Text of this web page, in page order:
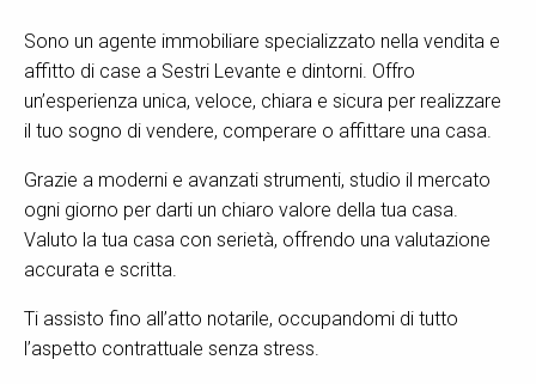
Sono un agente immobiliare specializzato nella vendita e
affitto di case a Sestri Levante e dintorni. Offro
un’esperienza unica, veloce, chiara e sicura per realizzare
il tuo sogno di vendere, comperare o affittare una casa.
Grazie a moderni e avanzati strumenti, studio il mercato
ogni giorno per darti un chiaro valore della tua casa.
Valuto la tua casa con serietà, offrendo una valutazione
accurata e scritta.
Ti assisto fino all’atto notarile, occupandomi di tutto
l’aspetto contrattuale senza stress.